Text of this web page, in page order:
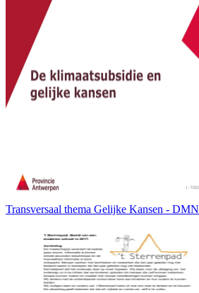
Transversaal thema Gelijke Kansen - DMN